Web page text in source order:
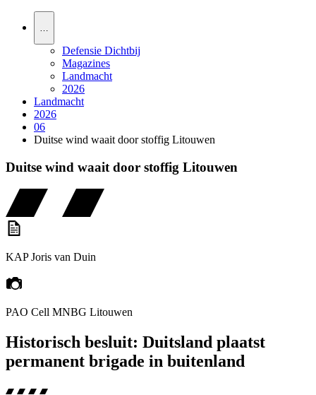
Defensie Dichtbij
Magazines
Landmacht
2026
Landmacht
2026
06
Duitse wind waait door stoffig Litouwen
Duitse wind waait door stoffig Litouwen
KAP Joris van Duin
PAO Cell MNBG Litouwen
Historisch besluit: Duitsland plaatst
permanent brigade in buitenland